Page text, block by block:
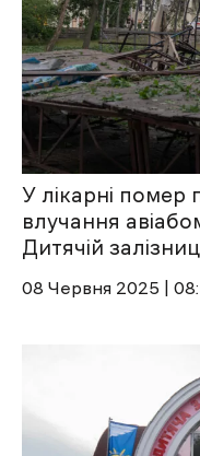
У лікарні помер
влучання
Дитячій
08 Червня 2025 |